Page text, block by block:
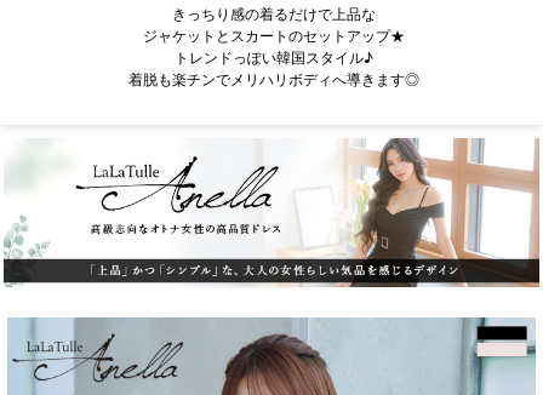
OriginalBrand
きっちり感の着るだけで上品な
ジャケットとスカートのセットアップ★
トレンドっぽい韓国スタイル♪
着脱も楽チンでメリハリボディへ導きます◎